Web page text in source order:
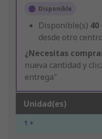
Disponible
Disponible(s) 40
desde otro
¿Necesitas
nueva cantidad y
entrega"
Unidad(es)
1 +